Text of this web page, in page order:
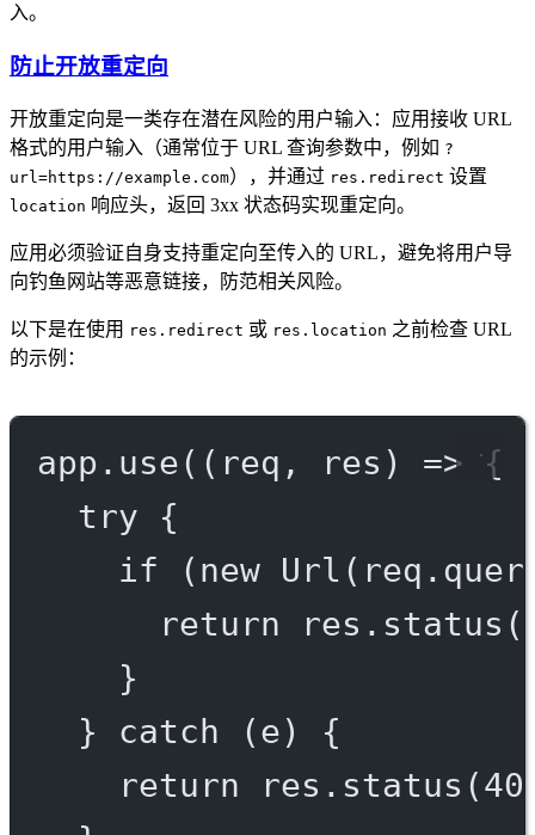
入。
防止开放重定向
开放重定向是一类存在潜在风险的用户输入：应用接收 URL
格式的用户输入（通常位于 URL 查询参数中，例如 ?
url=https://example.com），并通过 res.redirect 设置
location 响应头，返回 3xx 状态码实现重定向。
应用必须验证自身支持重定向至传入的 URL，避免将用户导
向钓鱼网站等恶意链接，防范相关风险。
以下是在使用 res.redirect 或 res.location 之前检查 URL
的示例：
app. use(( req , res ) => {
try {
if ( new Url
return res. status (
}
} catch (e) {
return res. status (